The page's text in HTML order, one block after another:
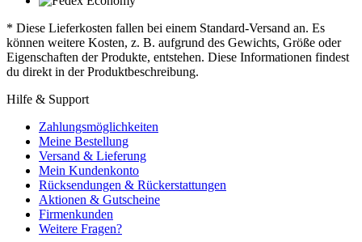
* Diese Lieferkosten fallen bei einem Standard-Versand an. Es
können weitere Kosten, z. B. aufgrund des Gewichts, Größe oder
Eigenschaften der Produkte, entstehen. Diese Informationen findest
du direkt in der Produktbeschreibung.
Hilfe & Support
Zahlungsmöglichkeiten
Meine Bestellung
Versand & Lieferung
Mein Kundenkonto
Rücksendungen & Rückerstattungen
Aktionen & Gutscheine
Firmenkunden
Weitere Fragen?